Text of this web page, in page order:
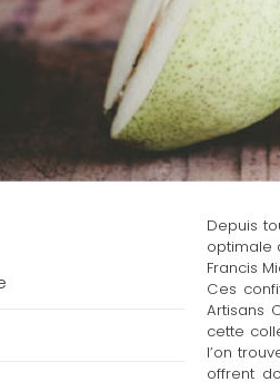
Depuis
optimale
Francis
Ces
Artisans
cette
l’on
offrent